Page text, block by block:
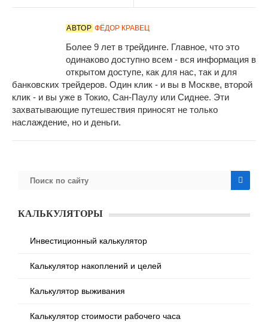
АВТОР ФЁДОР КРАВЕЦ
Более 9 лет в трейдинге. Главное, что это
одинаково доступно всем - вся информация в
открытом доступе, как для нас, так и для
банковских трейдеров. Один клик - и вы в Москве, второй
клик - и вы уже в Токио, Сан-Паулу или Сиднее. Эти
захватывающие путешествия приносят не только
наслаждение, но и деньги.
КАЛЬКУЛЯТОРЫ
Инвестиционный калькулятор
Калькулятор накоплений и целей
Калькулятор выживания
Калькулятор стоимости рабочего часа